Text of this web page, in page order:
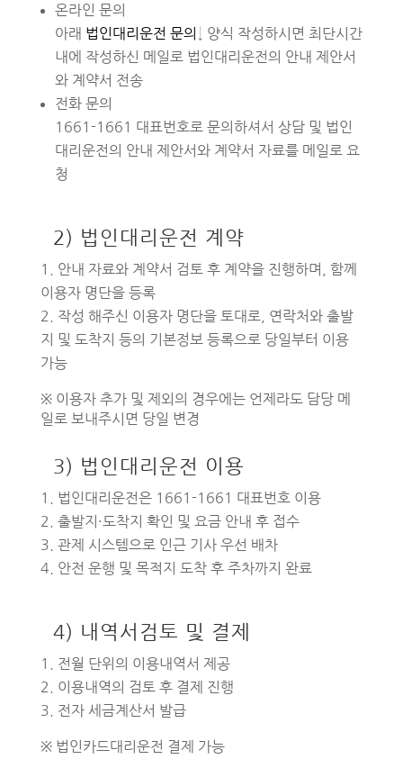
온라인 문의
아래 법인대리운전 문의
↓ 양식 작성하시면 최단시간
내에 작성하신 메일로 법인대리운전의 안내 제안서
와 계약서 전송
전화 문의
1661-1661 대표번호로 문의하셔서 상담 및 법인
대리운전의 안내 제안서와 계약서 자료를 메일로 요
청
2) 법인대리운전 계약
안내 자료와 계약서 검토 후 계약을 진행하며, 함께
이용자 명단을 등록
작성 해주신 이용자 명단을 토대로, 연락처와 출발
지 및 도착지 등의 기본정보 등록으로 당일부터 이용
가능
※ 이용자 추가 및 제외의 경우에는 언제라도 담당 메
일로 보내주시면 당일 변경
3) 법인대리운전 이용
법인대리운전은 1661-1661 대표번호 이용
출발지·도착지 확인 및 요금 안내 후 접수
관제 시스템으로 인근 기사 우선 배차
안전 운행 및 목적지 도착 후 주차까지 완료
4) 내역서검토 및 결제
전월 단위의 이용내역서 제공
이용내역의 검토 후 결제 진행
전자 세금계산서 발급
※ 법인카드대리운전 결제 가능